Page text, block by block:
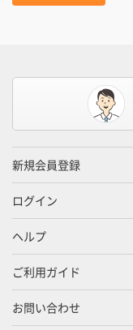
新規会員登録
ログイン
ヘルプ
ご利用ガイド
お問い合わせ